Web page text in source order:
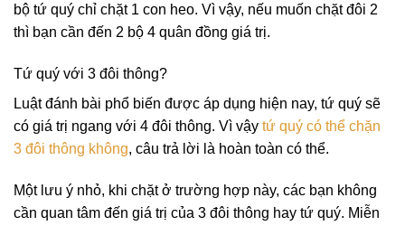
bộ tứ quý chỉ chặt 1 con heo. Vì vậy, nếu muốn chặt đôi 2
thì bạn cần đến 2 bộ 4 quân đồng giá trị.
Tứ quý với 3 đôi thông?
Luật đánh bài phổ biến được áp dụng hiện nay, tứ quý sẽ
có giá trị ngang với 4 đôi thông. Vì vậy tứ quý có thể chặn
3 đôi thông không, câu trả lời là hoàn toàn có thể.
Một lưu ý nhỏ, khi chặt ở trường hợp này, các bạn không
cần quan tâm đến giá trị của 3 đôi thông hay tứ quý. Miễn